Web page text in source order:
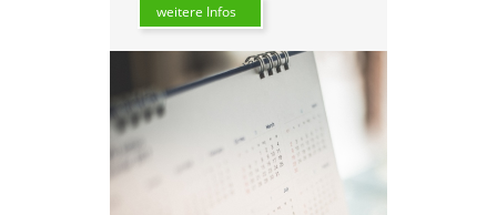
weitere Infos